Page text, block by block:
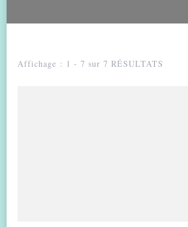
Affichage : 1 - 7 sur 7 RÉSULTATS